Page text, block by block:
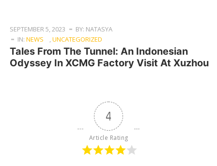
SEPTEMBER 5, 2023
BY: NATASYA
IN: NEWS ,UNCATEGORIZED
Tales From The Tunnel: An Indonesian
Odyssey In XCMG Factory Visit At Xuzhou
4
Article Rating